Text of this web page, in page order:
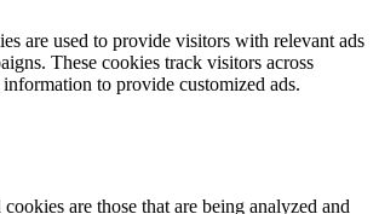
are used to provide visitors with relevant ads
These cookies track visitors across
to provide customized ads.
are those that are being analyzed and